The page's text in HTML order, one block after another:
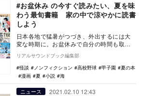
#お盆休み の今すぐ読みたい、夏を味
わう最旬書籍 家の中で涼やかに読書
しよう
日本各地で猛暑がつづき、外出するには大
変な時期に。お盆休みで自分の時間も取れ
る今、冷房の効いた家の中で涼やかに読書
をするのはどう…
リアルサウンドブック編集部
怪談
ノンフィクション 高校野球 甲子園
夏の本
漫画
夏 小説 海
ニュース 2021.02.10 12:43